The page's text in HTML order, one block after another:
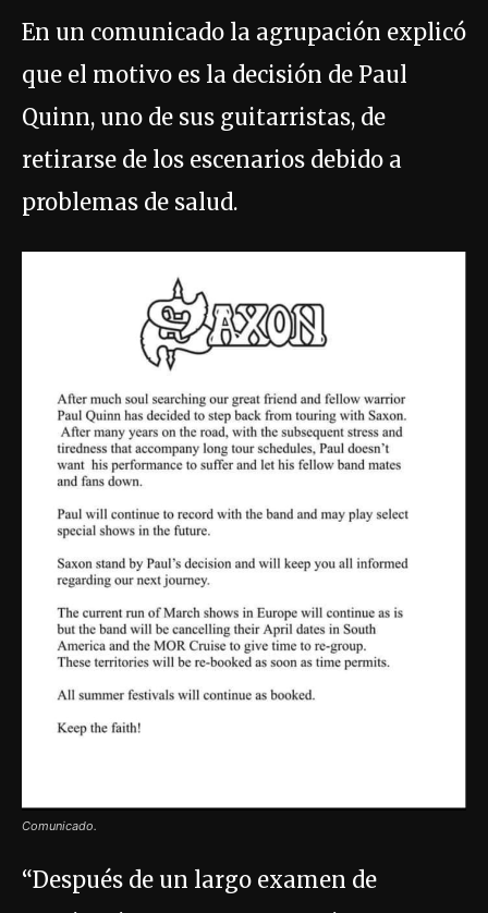
En un comunicado la agrupación explicó
que el motivo es la decisión de Paul
Quinn, uno de sus guitarristas, de
retirarse de los escenarios debido a
problemas de salud.
Comunicado.
“Después de un largo examen de